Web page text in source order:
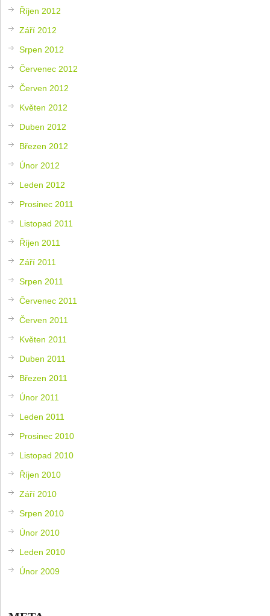
Říjen 2012
Září 2012
Srpen 2012
Červenec 2012
Červen 2012
Květen 2012
Duben 2012
Březen 2012
Únor 2012
Leden 2012
Prosinec 2011
Listopad 2011
Říjen 2011
Září 2011
Srpen 2011
Červenec 2011
Červen 2011
Květen 2011
Duben 2011
Březen 2011
Únor 2011
Leden 2011
Prosinec 2010
Listopad 2010
Říjen 2010
Září 2010
Srpen 2010
Únor 2010
Leden 2010
Únor 2009